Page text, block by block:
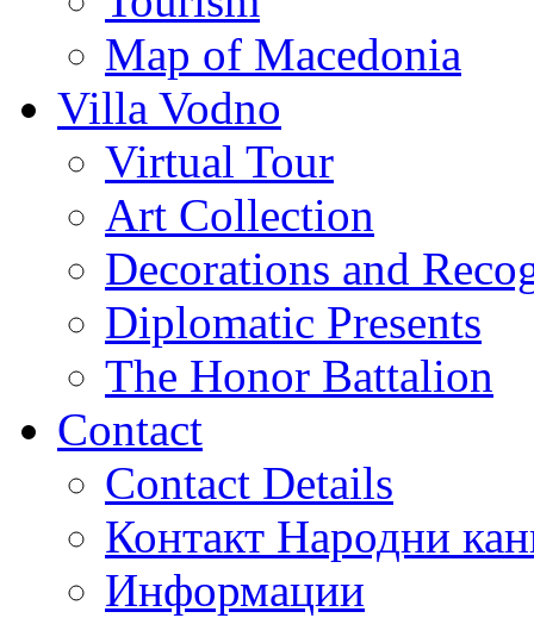
Map of Macedonia
Villa Vodno
Virtual Tour
Art Collection
Decorations and
Diplomatic Presents
The Honor Battalion
Contact
Contact Details
Контакт Народни
Информации